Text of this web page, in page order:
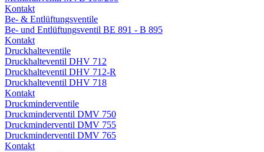
Kontakt
Be- & Entlüftungsventile
Be- und Entlüftungsventil BE 891 - B 895
Kontakt
Druckhalteventile
Druckhalteventil DHV 712
Druckhalteventil DHV 712-R
Druckhalteventil DHV 718
Kontakt
Druckminderventile
Druckminderventil DMV 750
Druckminderventil DMV 755
Druckminderventil DMV 765
Kontakt